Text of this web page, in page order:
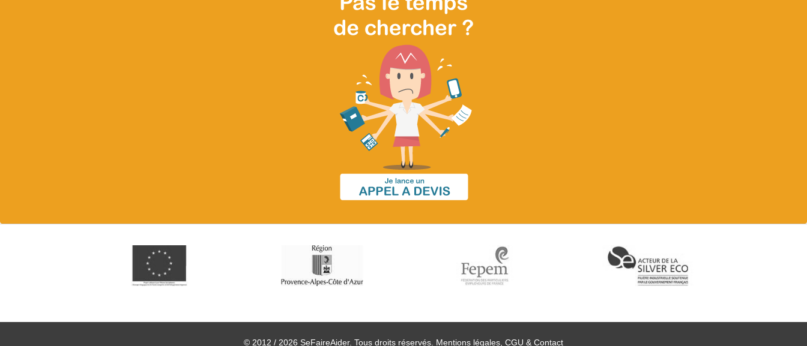
© 2012 / 2026 SeFaireAider. Tous droits réservés. Mentions légales, CGU & Contact